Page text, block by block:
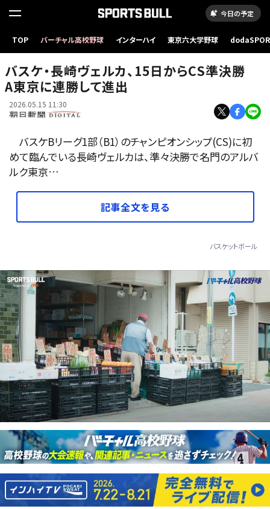
今日の予定
TOP バーチャル高校野球 インターハイ 東京六大学野球
8日午後7時16分、ハピネスアリーナ、寿柳聡撮影
バスケ・長崎ヴェルカ、15日からCS準決勝
A東京に連勝して進出
2026.05.15 11:30
バスケBリーグ1部（B1）のチャンピオンシップ(CS)に初
めて臨んでいる長崎ヴェルカは、準々決勝で名門のアルバ
ルク東京…
記事全文を見る
バスケットボール